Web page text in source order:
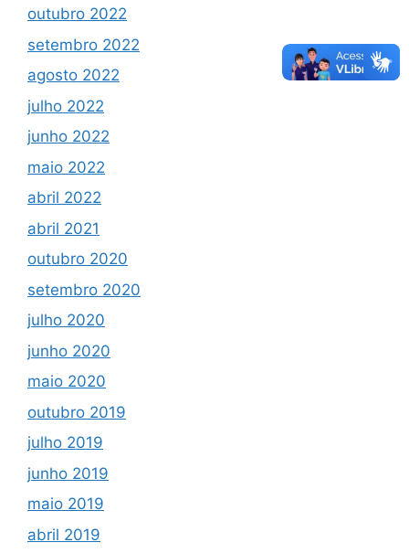
outubro 2022
setembro 2022
agosto 2022
julho 2022
junho 2022
maio 2022
abril 2022
abril 2021
outubro 2020
setembro 2020
julho 2020
junho 2020
maio 2020
outubro 2019
julho 2019
junho 2019
maio 2019
abril 2019